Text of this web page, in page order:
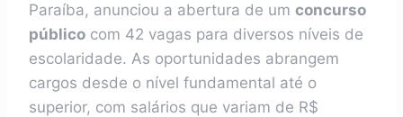
Paraíba, anunciou a abertura de um concurso
público com 42 vagas para diversos níveis de
escolaridade. As oportunidades abrangem
cargos desde o nível fundamental até o
superior, com salários que variam de R$